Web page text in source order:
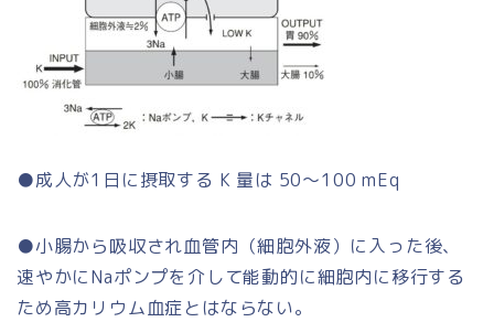
●成人が1日に摂取する K 量は 50～100 mEq
●小腸から吸収され血管内（細胞外液）に入った後、
速やかにNaポンプを介して能動的に細胞内に移行する
ため高カリウム血症とはならない。